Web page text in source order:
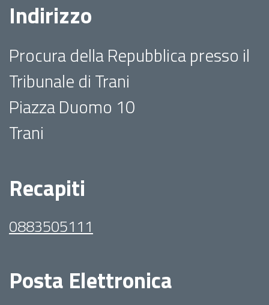
Indirizzo
Procura della Repubblica presso il
Tribunale di Trani
Piazza Duomo 10
Trani
Recapiti
0883505111
Posta Elettronica